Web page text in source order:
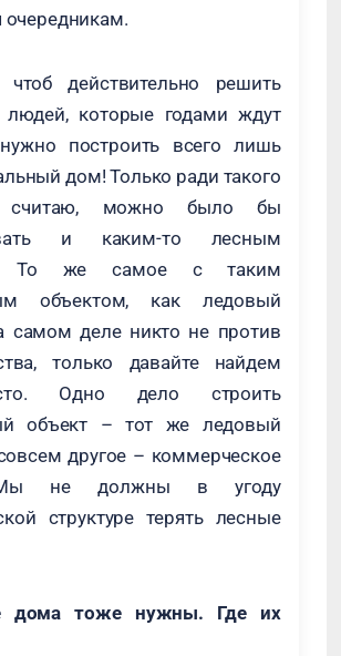
очередникам.
действительно решить
которые годами ждут
нужно построить всего лишь
дом! Только ради такого
можно было бы
и каким-то лесным
То же самое с таким
объектом, как ледовый
самом деле никто не против
только давайте найдем
Одно дело строить
объект – тот же ледовый
другое – коммерческое
не должны в угоду
структуре терять лесные
дома тоже нужны. Где их